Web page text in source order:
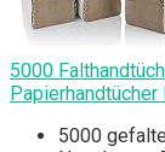
5000
5000